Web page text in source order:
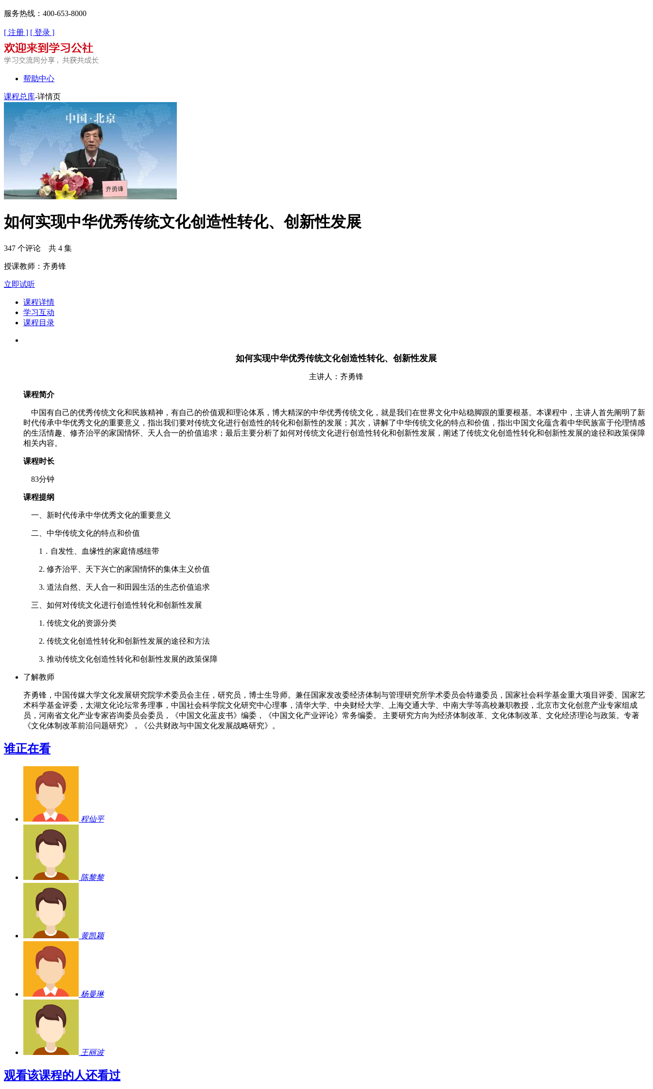
服务热线：400-653-8000
[ 注册 ] [ 登录 ]
帮助中心
课程总库-详情页
如何实现中华优秀传统文化创造性转化、创新性发展
347 个评论 共 4 集
授课教师：齐勇锋
立即试听
课程详情
学习互动
课程目录
如何实现中华优秀传统文化创造性转化、创新性发展
主讲人：齐勇锋
课程简介
中国有自己的优秀传统文化和民族精神，有自己的价值观和理论体系，博大精深的中华优秀传统文化，就是我们在世界文化中站稳脚跟的重要根基。本课程中，主讲人首先阐明了新
时代传承中华优秀文化的重要意义，指出我们要对传统文化进行创造性的转化和创新性的发展；其次，讲解了中华传统文化的特点和价值，指出中国文化蕴含着中华民族富于伦理情感
的生活情趣、修齐治平的家国情怀、天人合一的价值追求；最后主要分析了如何对传统文化进行创造性转化和创新性发展，阐述了传统文化创造性转化和创新性发展的途径和政策保障
相关内容。
课程时长
83分钟
课程提纲
一、新时代传承中华优秀文化的重要意义
二、中华传统文化的特点和价值
1．自发性、血缘性的家庭情感纽带
2. 修齐治平、天下兴亡的家国情怀的集体主义价值
3. 道法自然、天人合一和田园生活的生态价值追求
三、如何对传统文化进行创造性转化和创新性发展
1. 传统文化的资源分类
2. 传统文化创造性转化和创新性发展的途径和方法
3. 推动传统文化创造性转化和创新性发展的政策保障
了解教师
齐勇锋，中国传媒大学文化发展研究院学术委员会主任，研究员，博士生导师。兼任国家发改委经济体制与管理研究所学术委员会特邀委员，国家社会科学基金重大项目评委、国家艺
术科学基金评委，太湖文化论坛常务理事，中国社会科学院文化研究中心理事，清华大学、中央财经大学、上海交通大学、中南大学等高校兼职教授，北京市文化创意产业专家组成
员，河南省文化产业专家咨询委员会委员，《中国文化蓝皮书》编委，《中国文化产业评论》常务编委。 主要研究方向为经济体制改革、文化体制改革、文化经济理论与政策。专著
《文化体制改革前沿问题研究》，《公共财政与中国文化发展战略研究》。
谁正在看
程仙平
陈黎黎
黄凯颖
杨曼琳
王丽波
观看该课程的人还看过